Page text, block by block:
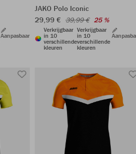
Aanpasbaar
JAKO Polo Iconic
29,99 € 39,99 € 25 %
Verkrijgbaar
in 10
verschillende
kleuren
Verkrijgbaar
in 10
verschillende
kleuren